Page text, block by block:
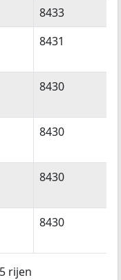
8433
8431
8430
8430
8430
8430
rijen